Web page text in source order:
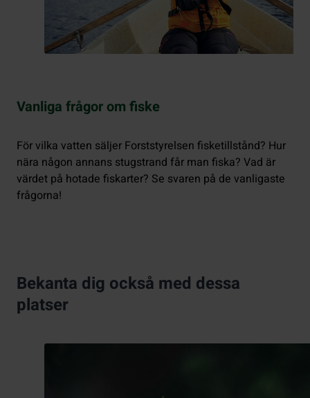
Vanliga frågor om fiske
För vilka vatten säljer Forststyrelsen fisketillstånd? Hur
nära någon annans stugstrand får man fiska? Vad är
värdet på hotade fiskarter? Se svaren på de vanligaste
frågorna!
Bekanta dig också med dessa
platser